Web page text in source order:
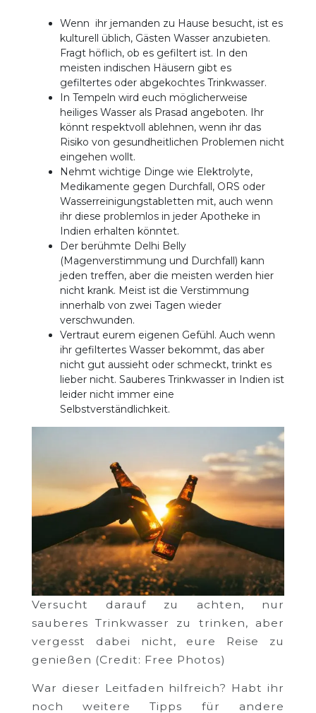
Wenn ihr jemanden zu Hause besucht, ist es
kulturell üblich, Gästen Wasser anzubieten.
Fragt höflich, ob es gefiltert ist. In den
meisten indischen Häusern gibt es
gefiltertes oder abgekochtes Trinkwasser.
In Tempeln wird euch möglicherweise
heiliges Wasser als Prasad angeboten. Ihr
könnt respektvoll ablehnen, wenn ihr das
Risiko von gesundheitlichen Problemen nicht
eingehen wollt.
Nehmt wichtige Dinge wie Elektrolyte,
Medikamente gegen Durchfall, ORS oder
Wasserreinigungstabletten mit, auch wenn
ihr diese problemlos in jeder Apotheke in
Indien erhalten könntet.
Der berühmte Delhi Belly
(Magenverstimmung und Durchfall) kann
jeden treffen, aber die meisten werden hier
nicht krank. Meist ist die Verstimmung
innerhalb von zwei Tagen wieder
verschwunden.
Vertraut eurem eigenen Gefühl. Auch wenn
ihr gefiltertes Wasser bekommt, das aber
nicht gut aussieht oder schmeckt, trinkt es
lieber nicht. Sauberes Trinkwasser in Indien ist
leider nicht immer eine
Selbstverständlichkeit.
Versucht darauf zu achten, nur
sauberes Trinkwasser zu trinken, aber
vergesst dabei nicht, eure Reise zu
genießen (Credit: Free Photos)
War dieser Leitfaden hilfreich? Habt ihr
noch weitere Tipps für andere